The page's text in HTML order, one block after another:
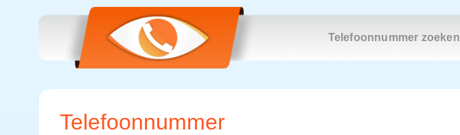
Telefoonnummer zoeken
Telefoonnummer